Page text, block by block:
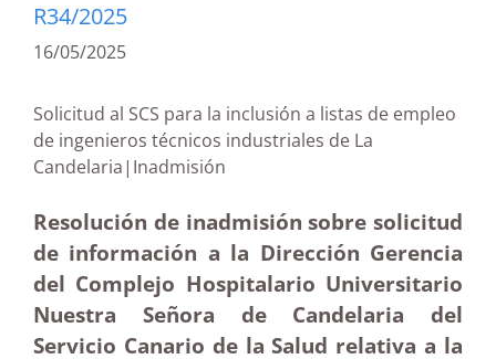
R34/2025
16/05/2025
Solicitud al SCS para la inclusión a listas de empleo
de ingenieros técnicos industriales de La
Candelaria|Inadmisión
Resolución de inadmisión sobre solicitud
de información a la Dirección Gerencia
del Complejo Hospitalario Universitario
Nuestra Señora de Candelaria del
Servicio Canario de la Salud relativa a la